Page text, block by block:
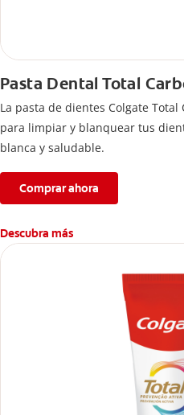
Pasta Dental Total
La pasta de dientes Colgate
para limpiar y blanquear tus
blanca y saludable.
Comprar ahora
Descubra más